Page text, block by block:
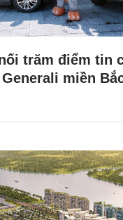
trăm điểm tin
miền